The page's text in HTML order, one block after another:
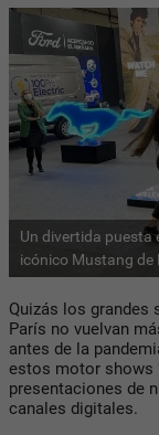
Un divertida puesta
icónico Mustang de
Quizás los
París no vuelvan
antes de la
estos motor shows
presentaciones de
canales digitales.